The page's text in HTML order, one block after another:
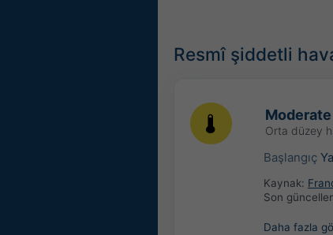
Resmî şiddetli
Orta düzey
Başlangıç
Kaynak:
Son
Daha fazla